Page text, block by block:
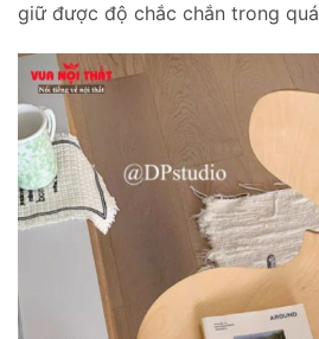
giữ được độ chắc chắn trong